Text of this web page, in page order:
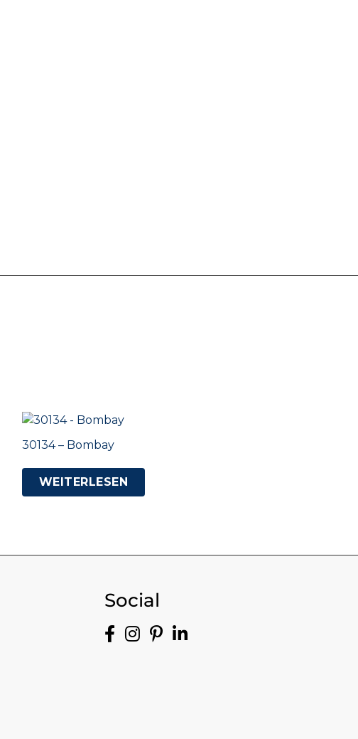
30134 – Bombay
WEITERLESEN
Social